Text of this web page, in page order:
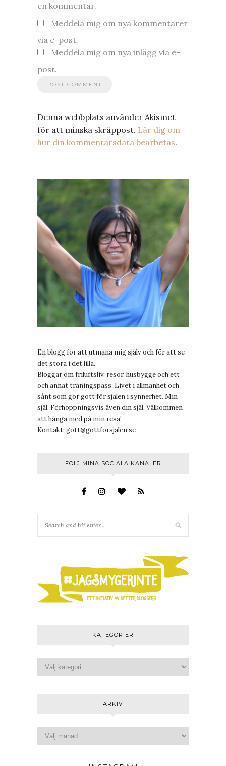
en kommentar.
Meddela mig om nya kommentarer
via e-post.
Meddela mig om nya inlägg via e-
post.
Denna webbplats använder Akismet
för att minska skräppost. Lär dig om
hur din kommentarsdata bearbetas.
En blogg för att utmana mig själv och för att se
det stora i det lilla.
Bloggar om friluftsliv, resor, husbygge och ett
och annat träningspass. Livet i allmänhet och
sånt som gör gott för själen i synnerhet. Min
själ. Förhoppningsvis även din själ. Välkommen
att hänga med på min resa!
Kontakt: gott@gottforsjalen.se
FÖLJ MINA SOCIALA KANALER
KATEGORIER
ARKIV